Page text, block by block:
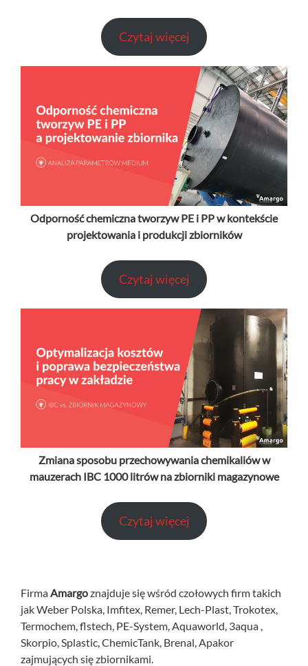
Czytaj więcej
Odporność chemiczna tworzyw PE i PP w kontekście
projektowania i produkcji zbiorników
Czytaj więcej
Zmiana sposobu przechowywania chemikaliów w
mauzerach IBC 1000 litrów na zbiorniki magazynowe
Czytaj więcej
FirmaAmargoznajduje się wśród czołowych firm takich
jak Weber Polska, Imfitex, Remer, Lech-Plast, Trokotex,
Termochem, flstech, PE-System, Aquaworld, 3aqua ,
Skorpio, Splastic, ChemicTank, Brenal, Apakor
zajmujących się zbiornikami.